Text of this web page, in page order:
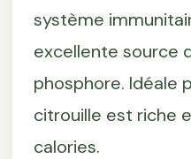
système
excellente source
phosphore. Idéale
citrouille est riche
calories.